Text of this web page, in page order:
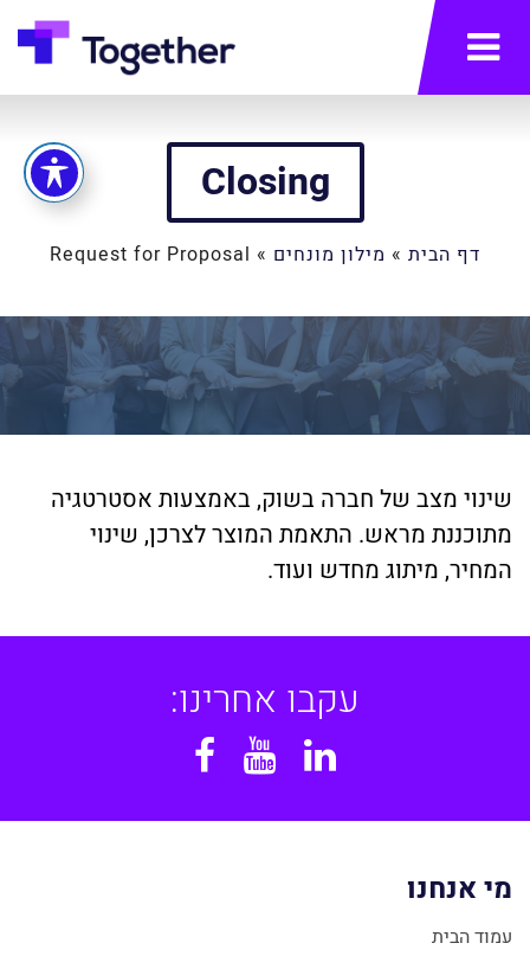
תפריט
Closing
דף הבית » מילון מונחים »
Request for Proposal
שינוי מצב של חברה בשוק, באמצעות אסטרטגיה
מתוכננת מראש. התאמת המוצר לצרכן, שינוי
המחיר, מיתוג מחדש ועוד.
עקבו אחרינו:
Linkedin
YouTube
מי אנחנו
עמוד הבית